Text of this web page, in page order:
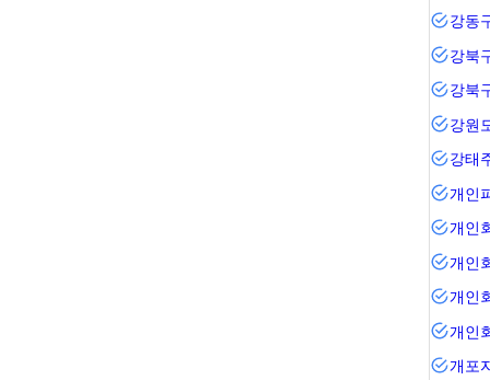
강동
강북
강북
강원
강태
개인
개인
개인
개인
개인